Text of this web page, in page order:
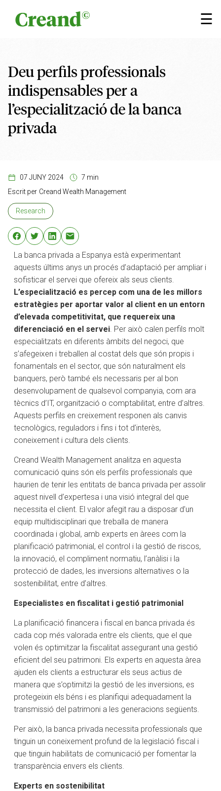
☰
×
Deu perfils professionals
indispensables per a
l’especialització de la banca
privada
07 JUNY 2024
7 min
Escrit per Creand Wealth Management
Research
La banca privada a Espanya està experimentant
aquests últims anys un procés d’adaptació per ampliar i
sofisticar el servei que ofereix als seus clients.
L’especialització es percep com una de les millors
estratègies per aportar valor al client en un entorn
d’elevada competitivitat, que requereix una
diferenciació en el servei. Per això calen perfils molt
especialitzats en diferents àmbits del negoci, que
s’afegeixen i treballen al costat dels que són propis i
fonamentals en el sector, que són naturalment els
banquers, però també els necessaris per al bon
desenvolupament de qualsevol companyia, com ara
tècnics d’IT, organització o comptabilitat, entre d’altres.
Aquests perfils en creixement responen als canvis
tecnològics, reguladors i fins i tot d’interès,
coneixement i cultura dels clients.
Creand Wealth Management analitza en aquesta
comunicació quins són els perfils professionals que
haurien de tenir les entitats de banca privada per assolir
aquest nivell d’expertesa i una visió integral del que
necessita el client. El valor afegit rau a disposar d’un
equip multidisciplinari que treballa de manera
coordinada i global, amb experts en àrees com la
planificació patrimonial, el control i la gestió de riscos,
la innovació, el compliment normatiu, l’anàlisi i la
protecció de dades, les inversions alternatives o la
sostenibilitat, entre d’altres.
Especialistes en fiscalitat i gestió patrimonial
La planificació financera i fiscal en banca privada és
cada cop més valorada entre els clients, que el que
volen és optimitzar la fiscalitat assegurant una gestió
eficient del seu patrimoni. Els experts en aquesta àrea
ajuden els clients a estructurar els seus actius de
manera que s’optimitzi la gestió de les inversions, es
protegeixin els béns i es planifiqui adequadament la
transmissió del patrimoni a les generacions següents.
Per això, la banca privada necessita professionals que
tinguin un coneixement profund de la legislació fiscal i
que tinguin habilitats de comunicació per fomentar la
transparència envers els clients.
Experts en sostenibilitat